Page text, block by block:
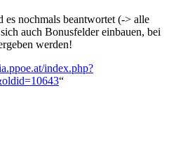
nochmals beantwortet (-> alle
auch Bonusfelder einbauen, bei
werden!
index.php?
“